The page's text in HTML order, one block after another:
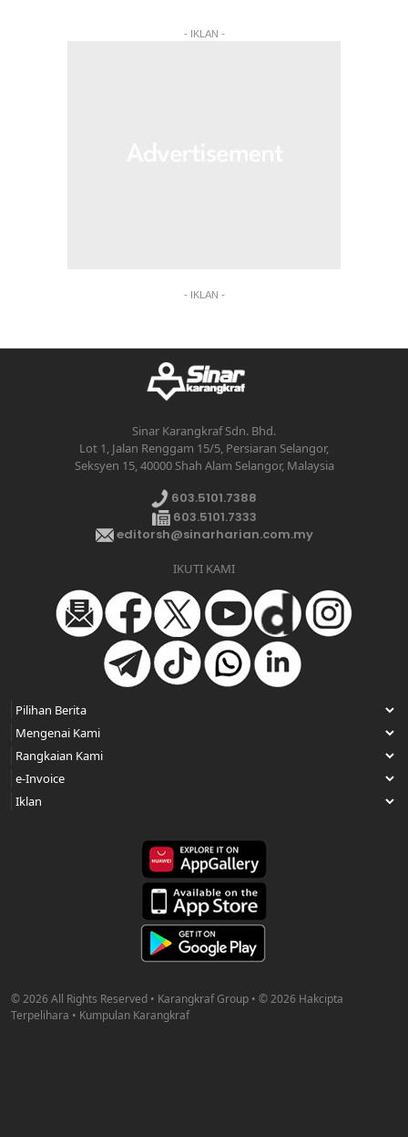
- IKLAN -
- IKLAN -
Sinar Karangkraf Sdn. Bhd.
Lot 1, Jalan Renggam 15/5, Persiaran Selangor,
Seksyen 15, 40000 Shah Alam Selangor, Malaysia
603.5101.7388
603.5101.7333
editorsh@sinarharian.com.my
IKUTI KAMI
© 2026 All Rights Reserved • Karangkraf Group • © 2026 Hakcipta
Terpelihara • Kumpulan Karangkraf